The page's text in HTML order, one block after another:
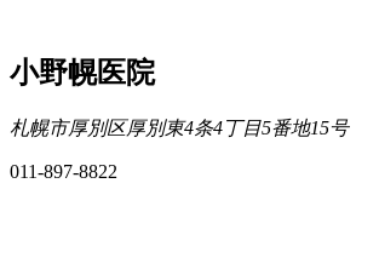
小野幌医院
札幌市厚別区厚別東4条4丁目5番地15号
011-897-8822